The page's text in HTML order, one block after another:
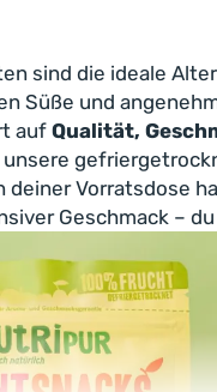
sind die ideale
Süße und
auf Qualität,
Vorratsdose
Geschmack –